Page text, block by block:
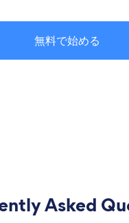
無料で始める
Asked